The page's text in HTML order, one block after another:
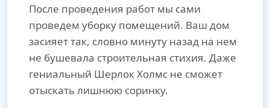
После проведения работ мы сами
проведем уборку помещений. Ваш дом
засияет так, словно минуту назад на нем
не бушевала строительная стихия. Даже
гениальный Шерлок Холмс не сможет
отыскать лишнюю соринку.